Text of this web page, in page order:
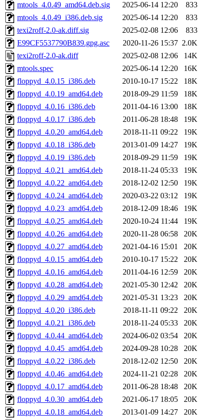
mtools_4.0.49_amd64.deb.sig
2025-06-14 12:20
833
mtools_4.0.49_i386.deb.sig
2025-06-14 12:20
833
texi2roff-2.0-ak.diff.sig
2025-02-08 12:06
833
E99CF5537790B839.gpg.asc
2020-11-26 15:37 2.0K
texi2roff-2.0-ak.diff
2025-02-08 12:06
14K
mtools.spec
2025-06-14 12:20
16K
floppyd_4.0.15_i386.deb
2010-10-17 15:22
18K
floppyd_4.0.19_amd64.deb
2018-09-29 11:59
18K
floppyd_4.0.16_i386.deb
2011-04-16 13:00
18K
floppyd_4.0.17_i386.deb
2011-06-28 18:48
19K
floppyd_4.0.20_amd64.deb
2018-11-11 09:22
19K
floppyd_4.0.18_i386.deb
2013-01-09 14:27
19K
floppyd_4.0.19_i386.deb
2018-09-29 11:59
19K
floppyd_4.0.21_amd64.deb
2018-11-24 05:33
19K
floppyd_4.0.22_amd64.deb
2018-12-02 12:50
19K
floppyd_4.0.24_amd64.deb
2020-03-22 03:12
19K
floppyd_4.0.23_amd64.deb
2018-12-09 18:46
19K
floppyd_4.0.25_amd64.deb
2020-10-24 11:44
19K
floppyd_4.0.26_amd64.deb
2020-11-28 06:58
20K
floppyd_4.0.27_amd64.deb
2021-04-16 15:01
20K
floppyd_4.0.15_amd64.deb
2010-10-17 15:22
20K
floppyd_4.0.16_amd64.deb
2011-04-16 12:59
20K
floppyd_4.0.28_amd64.deb
2021-05-30 12:42
20K
floppyd_4.0.29_amd64.deb
2021-05-31 13:23
20K
floppyd_4.0.20_i386.deb
2018-11-11 09:22
20K
floppyd_4.0.21_i386.deb
2018-11-24 05:33
20K
floppyd_4.0.44_amd64.deb
2024-06-02 03:54
20K
floppyd_4.0.45_amd64.deb
2024-09-28 10:28
20K
floppyd_4.0.22_i386.deb
2018-12-02 12:50
20K
floppyd_4.0.46_amd64.deb
2024-11-21 02:28
20K
floppyd_4.0.17_amd64.deb
2011-06-28 18:48
20K
floppyd_4.0.30_amd64.deb
2021-06-17 18:05
20K
floppyd_4.0.18_amd64.deb
2013-01-09 14:27
20K